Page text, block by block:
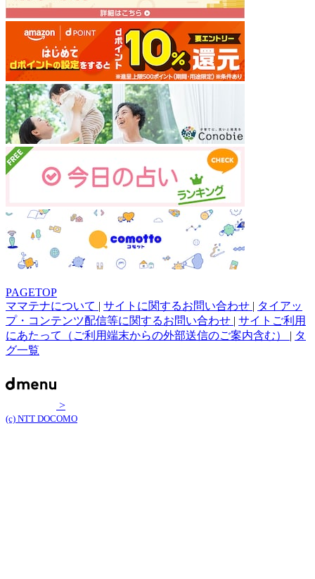
PAGETOP
ママテナについて | サイトに関するお問い合わせ | タイアッ
プ・コンテンツ配信等に関するお問い合わせ | サイトご利用
にあたって（ご利用端末からの外部送信のご案内含む） | タ
グ一覧
>
(c) NTT DOCOMO